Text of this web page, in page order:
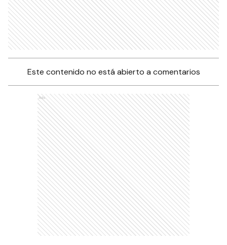
Este contenido no está abierto a comentarios
Ads